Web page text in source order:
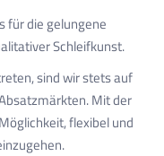
für die gelungene
Schleifkunst.
sind wir stets auf
Mit der
flexibel und